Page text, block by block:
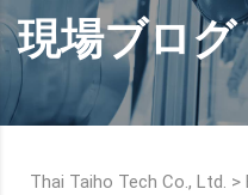
現場ブログ
Thai Taiho Tech Co., Ltd. >